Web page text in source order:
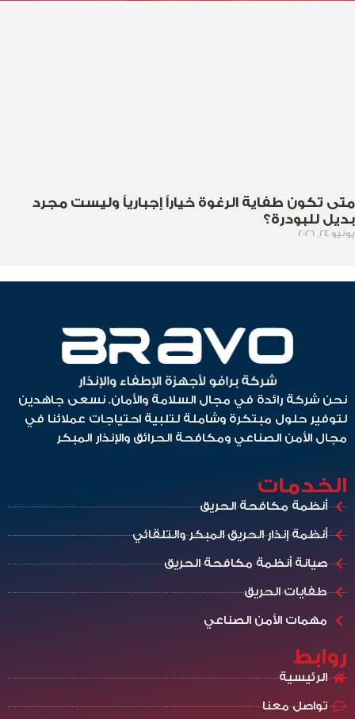
متى تكون طفاية الرغوة خياراً إجبارياً وليست مجرد
بديل للبودرة؟
يونيو 24, 2026
نحن شركة رائدة في مجال السلامة والأمان. نسعى جاهدين
لتوفير حلول مبتكرة وشاملة لتلبية احتياجات عملائنا في
مجال الأمن الصناعي ومكافحة الحرائق والإنذار المبكر
الخدمات
أنظمة مكافحة الحريق
أنظمة إنذار الحريق المبكر والتلقائي
صيانة أنظمة مكافحة الحريق
طفايات الحريق
مهمات الأمن الصناعي
روابط
الرئيسية
تواصل معنا